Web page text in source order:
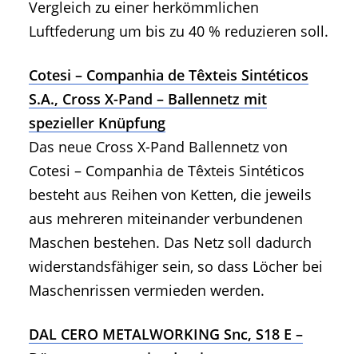
Vergleich zu einer herkömmlichen
Luftfederung um bis zu 40 % reduzieren soll.
Cotesi – Companhia de Têxteis Sintéticos
S.A., Cross X-Pand – Ballennetz mit
spezieller Knüpfung
Das neue Cross X-Pand Ballennetz von
Cotesi – Companhia de Têxteis Sintéticos
besteht aus Reihen von Ketten, die jeweils
aus mehreren miteinander verbundenen
Maschen bestehen. Das Netz soll dadurch
widerstandsfähiger sein, so dass Löcher bei
Maschenrissen vermieden werden.
DAL CERO METALWORKING Snc, S18 E –